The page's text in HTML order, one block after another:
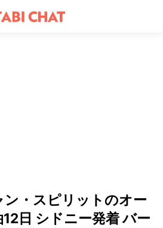
ン・スピリットのオー
日 シドニー発着 バー